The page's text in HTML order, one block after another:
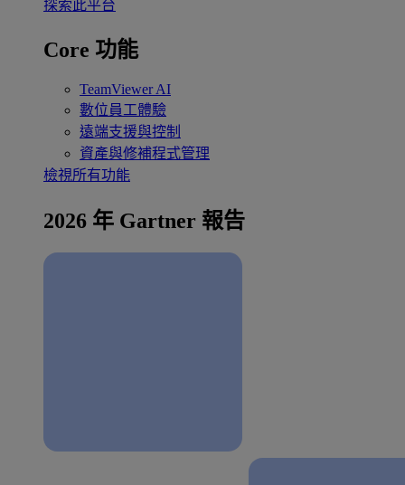
探索此平台
Core 功能
TeamViewer AI
數位員工體驗
遠端支援與控制
資產與修補程式管理
檢視所有功能
2026 年 Gartner 報告